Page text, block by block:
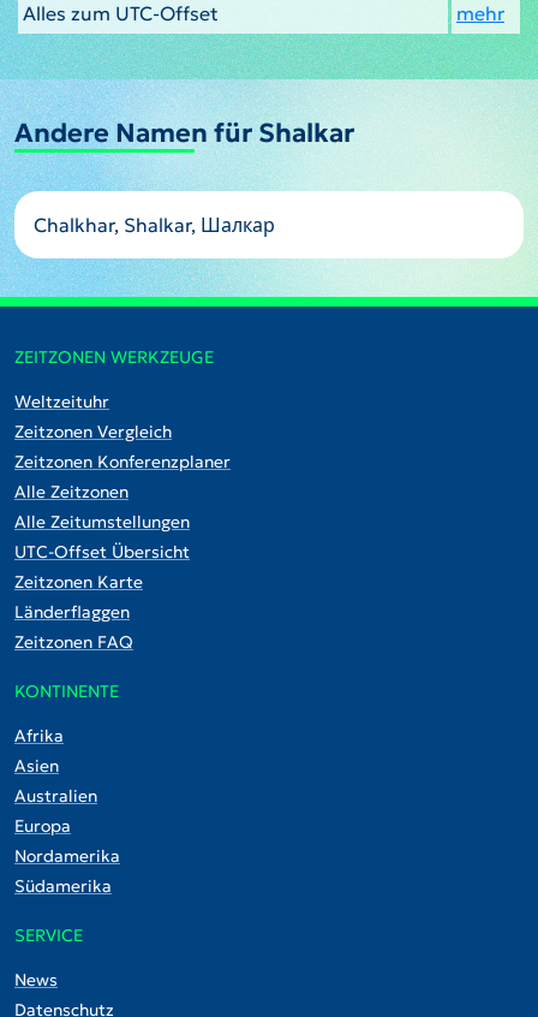
Alles zum UTC-Offset
mehr
Andere Namen für Shalkar
Chalkhar, Shalkar, Шалкар
ZEITZONEN WERKZEUGE
Weltzeituhr
Zeitzonen Vergleich
Zeitzonen Konferenzplaner
Alle Zeitzonen
Alle Zeitumstellungen
UTC-Offset Übersicht
Zeitzonen Karte
Länderflaggen
Zeitzonen FAQ
KONTINENTE
Afrika
Asien
Australien
Europa
Nordamerika
Südamerika
SERVICE
News
Datenschutz